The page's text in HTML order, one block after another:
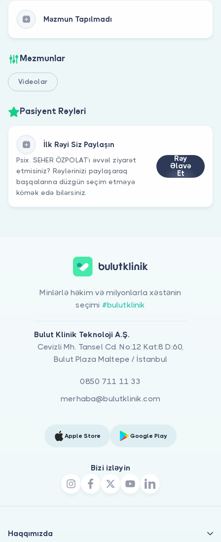
Məzmun Tapılmadı
Məzmunlar
Videolar
Pasiyent Rəyləri
İlk Rəyi Siz Paylaşın
Psix. SEHER ÖZPOLAT’ı əvvəl ziyarət
etmisiniz? Rəylərinizi paylaşaraq
başqalarına düzgün seçim etməyə
kömək edə bilərsiniz.
Rəy
Əlavə
Et
Minlərlə həkim və milyonlarla xəstənin
seçimi #bulutklinik
Bulut Klinik Teknoloji A.Ş.
Cevizli Mh. Tansel Cd. No:12 Kat:8 D:60,
Bulut Plaza Maltepe / İstanbul
0850 711 11 33
merhaba@bulutklinik.com
Apple Store Google Play
Bizi izləyin
Haqqımızda